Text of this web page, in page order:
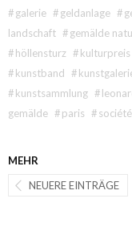
#galerie #geldanlage #
landschaft #gemälde
#höllensturz #kulturpreis
#kunstband #
#kunstsammlung #
gemälde #paris #
MEHR
NEUERE EINTRÄGE